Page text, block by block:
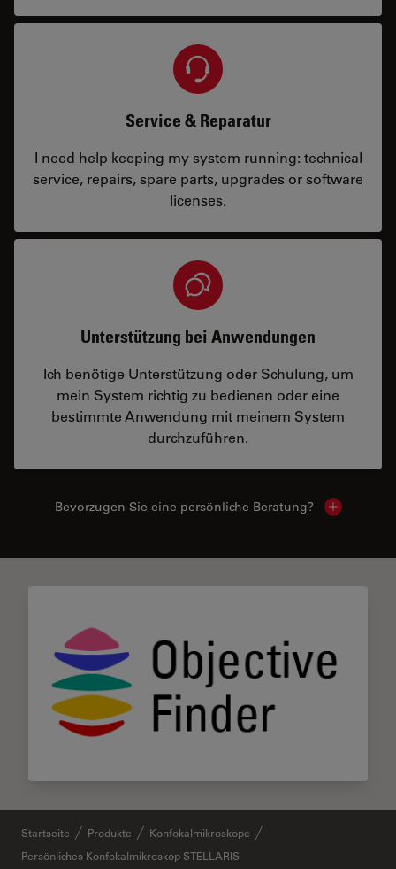
Service & Reparatur
I need help keeping my system running: technical
service, repairs, spare parts, upgrades or software
licenses.
Unterstützung bei Anwendungen
Ich benötige Unterstützung oder Schulung, um
mein System richtig zu bedienen oder eine
bestimmte Anwendung mit meinem System
durchzuführen.
Bevorzugen Sie eine persönliche Beratung? Show
Startseite Produkte
Konfokalmikroskope
Persönliches Konfokalmikroskop STELLARIS